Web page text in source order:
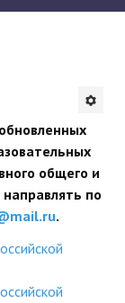
общего и
по
.